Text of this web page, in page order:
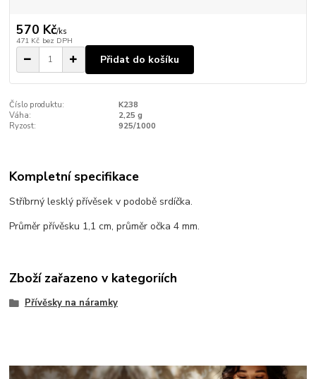
570 Kč/ks
471 Kč bez DPH
Přidat do košíku
Číslo produktu:
K238
Váha:
2,25 g
Ryzost:
925/1000
Kompletní specifikace
Stříbrný lesklý přívěsek v podobě srdíčka.
Průměr přívěsku 1,1 cm, průměr očka 4 mm.
Zboží zařazeno v kategoriích
Přívěsky na náramky